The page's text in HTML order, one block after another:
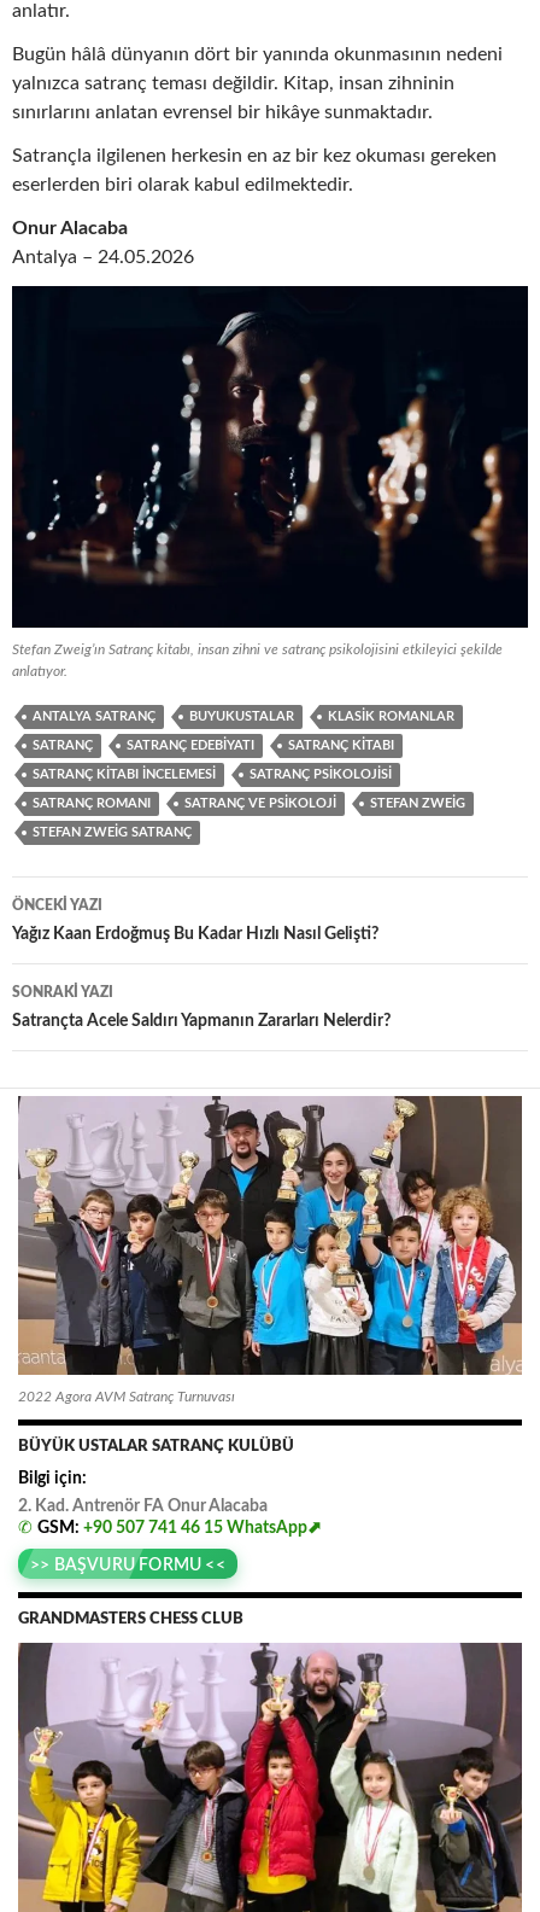
anlatır.
Bugün hâlâ dünyanın dört bir yanında okunmasının nedeni
yalnızca satranç teması değildir. Kitap, insan zihninin
sınırlarını anlatan evrensel bir hikâye sunmaktadır.
Satrançla ilgilenen herkesin en az bir kez okuması gereken
eserlerden biri olarak kabul edilmektedir.
Onur Alacaba
Antalya – 24.05.2026
Stefan Zweig’ın Satranç kitabı, insan zihni ve satranç psikolojisini etkileyici şekilde
anlatıyor.
ANTALYA SATRANÇ BUYUKUSTALAR KLASIK ROMANLAR
SATRANÇ SATRANÇ EDEBIYATI SATRANÇ KITABI
SATRANÇ KITABI INCELEMESI SATRANÇ PSIKOLOJISI
SATRANÇ ROMANI SATRANÇ VE PSIKOLOJI STEFAN ZWEIG
STEFAN ZWEIG SATRANÇ
Yazı
dolaşımı
ÖNCEKI YAZI
Yağız Kaan Erdoğmuş Bu Kadar Hızlı Nasıl Gelişti?
SONRAKI YAZI
Satrançta Acele Saldırı Yapmanın Zararları Nelerdir?
2022 Agora AVM Satranç Turnuvası
BÜYÜK USTALAR SATRANÇ KULÜBÜ
Bilgi için:
2. Kad. Antrenör FA Onur.Alacaba
✆ GSM: +90 507 741 46 15 WhatsApp⬈
>> BAŞVURU FORMU <<
GRANDMASTERS CHESS CLUB